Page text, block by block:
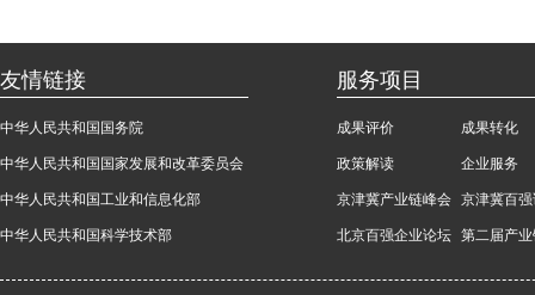
友情链接
中华人民共和国国务院
中华人民共和国国家发展和改革委员会
中华人民共和国工业和信息化部
中华人民共和国科学技术部
服务项目
成果评价 成果转化
政策解读 企业服务
京津冀产业链峰会 京津冀百
北京百强企业论坛 第二届产